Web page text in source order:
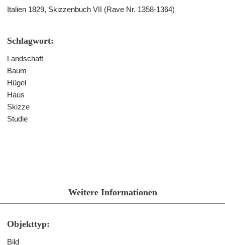
Italien 1829, Skizzenbuch VII (Rave Nr. 1358-1364)
Schlagwort:
Landschaft
Baum
Hügel
Haus
Skizze
Studie
Weitere Informationen
Objekttyp:
Bild